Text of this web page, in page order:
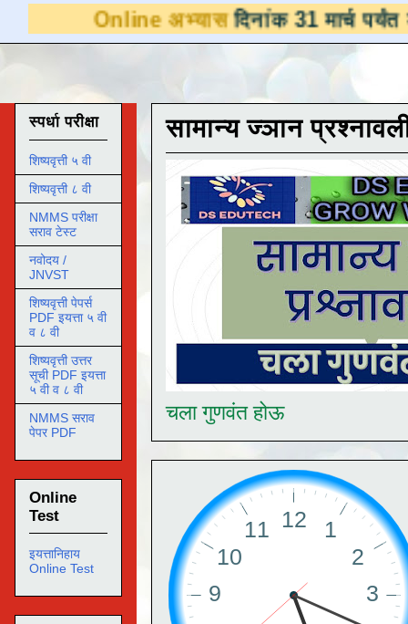
अभ्यासदिनांक 31 मार्च पर्यंत
सामान्य ज्ञान
चला गुणवंत होऊ
स्पर्धा परीक्षा
शिष्यवृत्ती ५ वी
शिष्यवृत्ती ८ वी
NMMS परीक्षा
सराव टेस्ट
नवोदय /
JNVST
शिष्यवृत्ती पेपर्स
PDF इयत्ता ५ वी
व ८ वी
शिष्यवृत्ती उत्तर
सूची PDF इयत्ता
५ वी व ८ वी
NMMS सराव
पेपर PDF
Online
Test
इयत्तानिहाय
Online Test